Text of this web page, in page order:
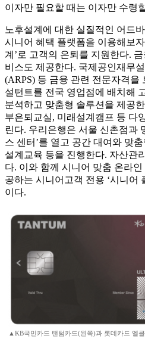
이자만 필요할 때는 이자만 수령
노후설계에 대한 실질적인 어드
시니어 혜택 플랫폼을 이용해보
계’로 고객의 은퇴를 지원한다.
비스도 제공한다. 국제공인재무
(ARPS) 등 금융 관련 전문자격을
설턴트를 전국 영업점에 배치해
분석하고 맞춤형 솔루션을 제공
부은퇴교실, 미래설계캠프 등 다
린다. 우리은행은 서울 신촌점과
스 센터’를 열고 공간 대여와 맞
설계교육 등을 진행한다. 자산관
다. 이와 함께 시니어 맞춤 온라
공하는 시니어고객 전용 ‘시니어
이다.
▲KB국민카드 탠텀카드(왼쪽)과 롯데카드 엘